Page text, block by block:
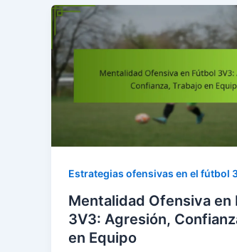
Estrategias ofensivas en el fútbol
Mentalidad Ofensiva en
3V3: Agresión,
en Equipo